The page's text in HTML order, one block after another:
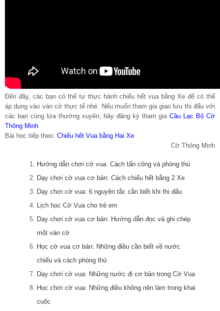
Đến đây, các bạn có thể tự thực hành chiếu hết vua bằng Xe để có thể
áp dụng vào ván cờ thực tế nhé. Nếu muốn tham gia giao lưu thi đấu với
các bạn cùng lứa thường xuyên, hãy đăng ký tham gia Câu Lạc Bộ Cờ
Thông Minh
Bài học tiếp theo: Chiếu hết Vua bằng Hai Xe
Cờ Thông Minh
Hướng dẫn chơi cờ vua: Cách tấn công và phòng thủ
Dạy chơi cờ vua cơ bản: Cách chiếu hết bằng 2 Xe
Dạy chơi cờ vua: 6 nguyên tắc cần biết khi thi đấu
Lịch học Cờ Vua cho trẻ em
Dạy chơi cờ vua cơ bản: Hướng dẫn đọc và ghi chép
một ván cờ
Học cờ vua cơ bản: Những điều cần biết về nước
chiếu và cách phòng thủ
Dạy chơi cờ vua: Những nước đi cơ bản trong Cờ Vua
Học chơi cờ vua: Những điều không nên làm trong khai
cuộc